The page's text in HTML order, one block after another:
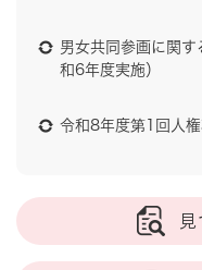
男女共同参画に関
和6年度実施）
令和8年度第1回人